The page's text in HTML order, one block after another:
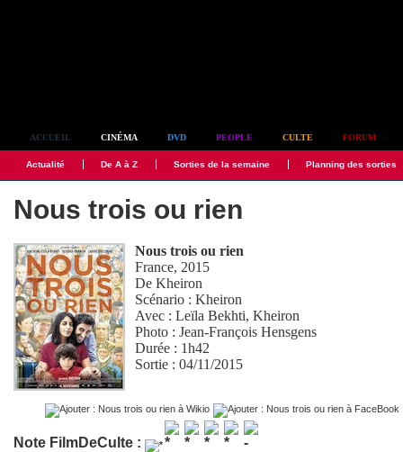
ACCUEIL CINÉMA DVD PEOPLE CULTE FORUM
Actualité De A à Z Sorties de la semaine Planning des sorties
Nous trois ou rien
Nous trois ou rien
France, 2015
DeKheiron
Scénario :Kheiron
Avec :Leïla Bekhti,Kheiron
Photo :Jean-François Hensgens
Durée : 1h42
Sortie : 04/11/2015
Note FilmDeCulte :